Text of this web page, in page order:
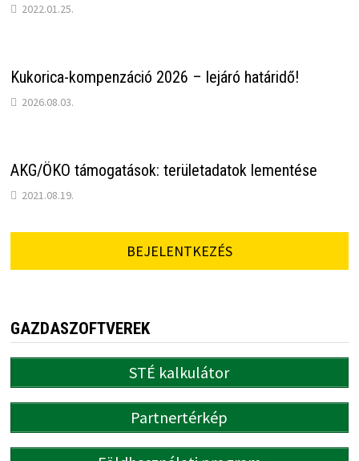
2022.01.25.
Kukorica-kompenzáció 2026 – lejáró határidő!
2026.08.03.
AKG/ÖKO támogatások: területadatok lementése
2021.08.19.
BEJELENTKEZÉS
GAZDASZOFTVEREK
STÉ kalkulátor
Partnertérkép